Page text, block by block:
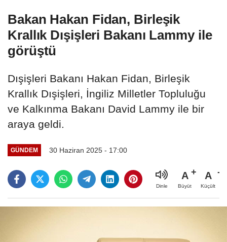
Bakan Hakan Fidan, Birleşik
Krallık Dışişleri Bakanı Lammy ile
görüştü
Dışişleri Bakanı Hakan Fidan, Birleşik
Krallık Dışişleri, İngiliz Milletler Topluluğu
ve Kalkınma Bakanı David Lammy ile bir
araya geldi.
GÜNDEM 30 Haziran 2025 - 17:00
Dinle
A
Büyüt
A
Küçült